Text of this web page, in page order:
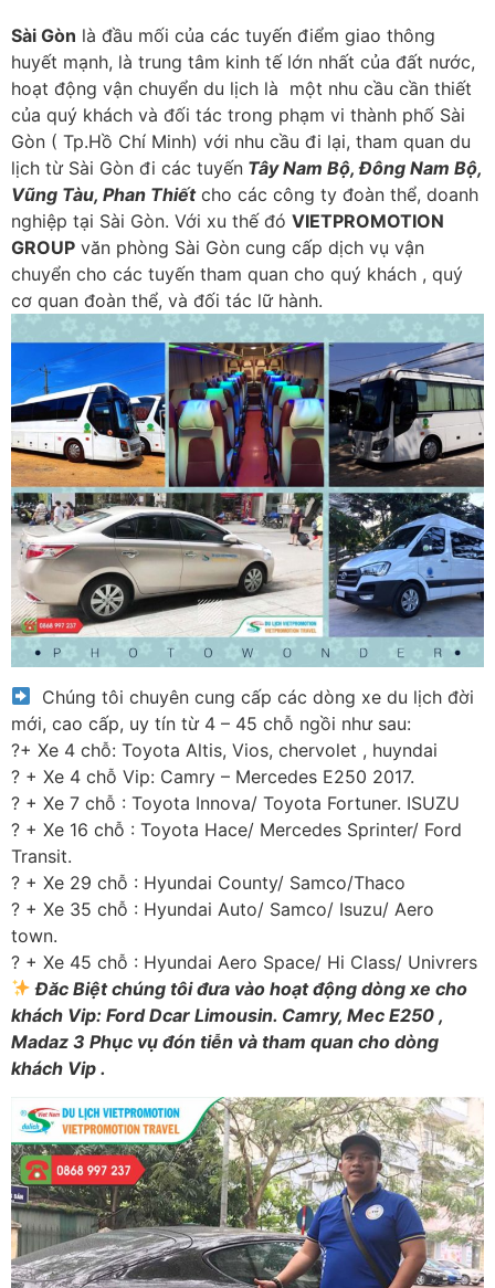
Sài Gòn là đầu mối của các tuyến điểm giao thông
huyết mạnh, là trung tâm kinh tế lớn nhất của đất nước,
hoạt động vận chuyển du lịch là một nhu cầu cần thiết
của quý khách và đối tác trong phạm vi thành phố Sài
Gòn ( Tp.Hồ Chí Minh) với nhu cầu đi lại, tham quan du
lịch từ Sài Gòn đi các tuyến Tây Nam Bộ, Đông Nam Bộ,
Vũng Tàu, Phan Thiết cho các công ty đoàn thể, doanh
nghiệp tại Sài Gòn. Với xu thế đó VIETPROMOTION
GROUP văn phòng Sài Gòn cung cấp dịch vụ vận
chuyển cho các tuyến tham quan cho quý khách , quý
cơ quan đoàn thể, và đối tác lữ hành.
Chúng tôi chuyên cung cấp các dòng xe du lịch đời
mới, cao cấp, uy tín từ 4 – 45 chỗ ngồi như sau:
?+ Xe 4 chỗ: Toyota Altis, Vios, chervolet , huyndai
? + Xe 4 chỗ Vip: Camry – Mercedes E250 2017.
? + Xe 7 chỗ : Toyota Innova/ Toyota Fortuner. ISUZU
? + Xe 16 chỗ : Toyota Hace/ Mercedes Sprinter/ Ford
Transit.
? + Xe 29 chỗ : Hyundai County/ Samco/Thaco
? + Xe 35 chỗ : Hyundai Auto/ Samco/ Isuzu/ Aero
town.
? + Xe 45 chỗ : Hyundai Aero Space/ Hi Class/ Univrers
Đăc Biệt chúng tôi đưa vào hoạt động dòng xe cho
khách Vip: Ford Dcar Limousin. Camry, Mec E250 ,
Madaz 3 Phục vụ đón tiễn và tham quan cho dòng
khách Vip .